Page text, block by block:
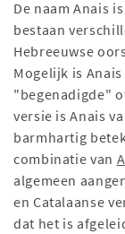
De naam Anais
bestaan
Hebreeuwse
Mogelijk is
"begenadigde"
versie is Anais
barmhartig
combinatie van
algemeen
en Catalaanse
dat het is